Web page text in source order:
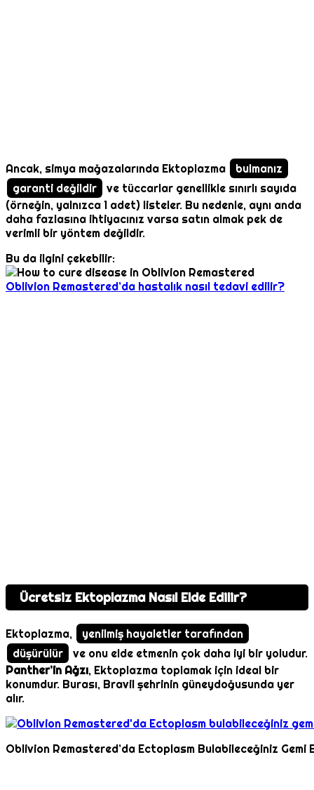
Ancak, simya mağazalarında Ektoplazma
bulmanız
garanti değildir
ve tüccarlar genellikle sınırlı sayıda
(örneğin, yalnızca 1 adet) listeler. Bu nedenle, aynı anda
daha fazlasına ihtiyacınız varsa satın almak pek de
verimli bir yöntem değildir.
Bu da ilgini çekebilir:
Oblivion Remastered’da hastalık nasıl tedavi edilir?
Ücretsiz Ektoplazma Nasıl Elde Edilir?
Ektoplazma,
yenilmiş hayaletler tarafından
düşürülür
ve onu elde etmenin çok daha iyi bir yoludur.
Panther’in Ağzı, Ektoplazma toplamak için ideal bir
konumdur. Burası, Bravil şehrinin güneydoğusunda yer
alır.
Oblivion Remastered’da Ectoplasm Bulabileceğiniz Gemi